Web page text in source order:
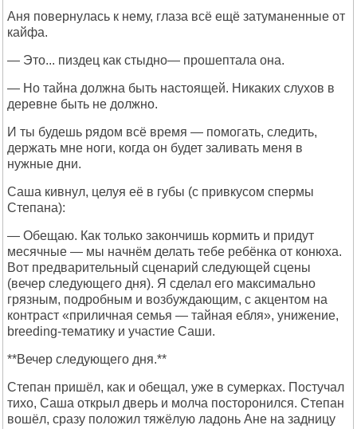
Аня повернулась к нему, глаза всё ещё затуманенные от
кайфа.
— Это... пиздец как стыдно— прошептала она.
— Но тайна должна быть настоящей. Никаких слухов в
деревне быть не должно.
И ты будешь рядом всё время — помогать, следить,
держать мне ноги, когда он будет заливать меня в
нужные дни.
Саша кивнул, целуя её в губы (с привкусом спермы
Степана):
— Обещаю. Как только закончишь кормить и придут
месячные — мы начнём делать тебе ребёнка от конюха.
Вот предварительный сценарий следующей сцены
(вечер следующего дня). Я сделал его максимально
грязным, подробным и возбуждающим, с акцентом на
контраст «приличная семья — тайная ебля», унижение,
breeding-тематику и участие Саши.
**Вечер следующего дня.**
Степан пришёл, как и обещал, уже в сумерках. Постучал
тихо, Саша открыл дверь и молча посторонился. Степан
вошёл, сразу положил тяжёлую ладонь Ане на задницу